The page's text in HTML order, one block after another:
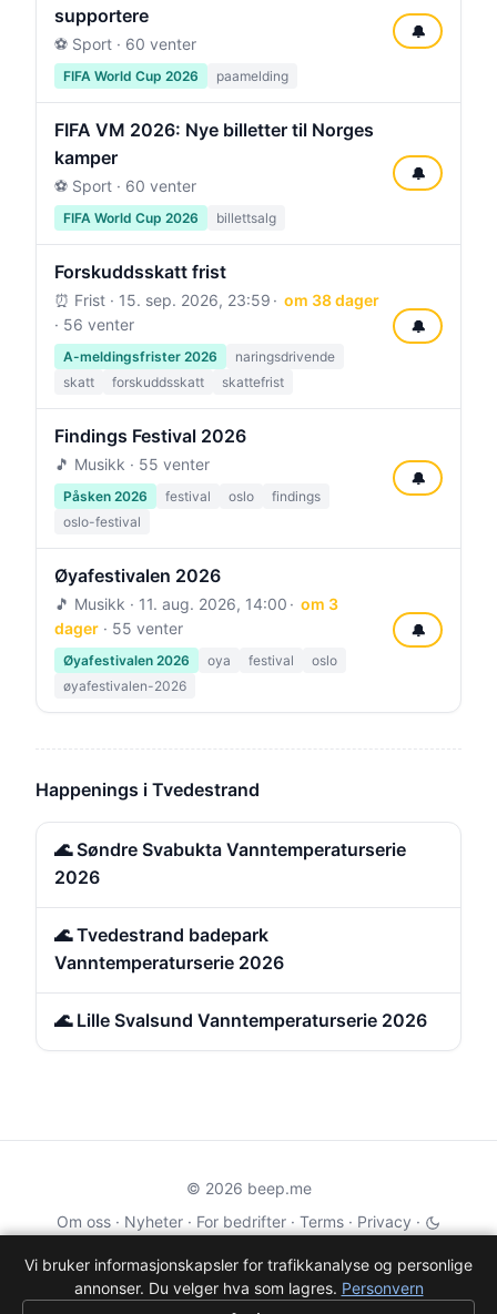
supportere
⚽ Sport · 60 venter
FIFA World Cup 2026 paamelding
🔔
FIFA VM 2026: Nye billetter til Norges
kamper
⚽ Sport · 60 venter
FIFA World Cup 2026 billettsalg
🔔
Forskuddsskatt frist
⏰ Frist · 15. sep. 2026, 23:59
om 38 dager
· 56 venter
A-meldingsfrister 2026
naringsdrivende
skatt
forskuddsskatt skattefrist
🔔
Findings Festival 2026
🎵 Musikk · 55 venter
Påsken 2026 festival oslo
findings
oslo-festival
🔔
Øyafestivalen 2026
🎵 Musikk · 11. aug. 2026, 14:00
om 3
dager · 55 venter
Øyafestivalen 2026 oya festival
oslo
øyafestivalen-2026
🔔
Happenings i Tvedestrand
🌊 Søndre Svabukta Vanntemperaturserie
2026
🌊 Tvedestrand badepark
Vanntemperaturserie 2026
🌊 Lille Svalsund Vanntemperaturserie 2026
© 2026 beep.me
Om oss · Nyheter · For bedrifter · Terms · Privacy ·
Wikidata OMDb
Data from TMDB, Wikidata & OMDb. Not endorsed or certified by these
Vi bruker informasjonskapsler for trafikkanalyse og personlige
annonser. Du velger hva som lagres. Personvern